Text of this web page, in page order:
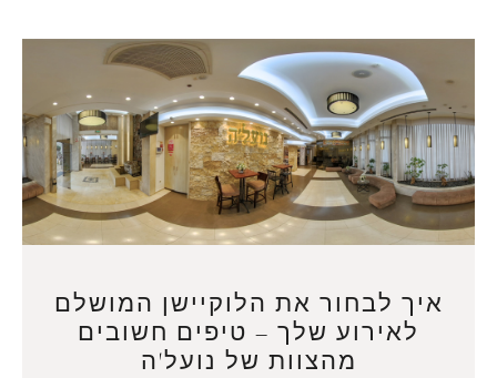
איך לבחור את הלוקיישן המושלם
לאירוע שלך – טיפים חשובים
מהצוות של נועל'ה